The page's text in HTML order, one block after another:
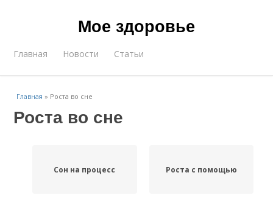
Мое здоровье
Главная Новости Статьи
Главная » Роста во сне
Роста во сне
Сон на процесс Роста с помощью